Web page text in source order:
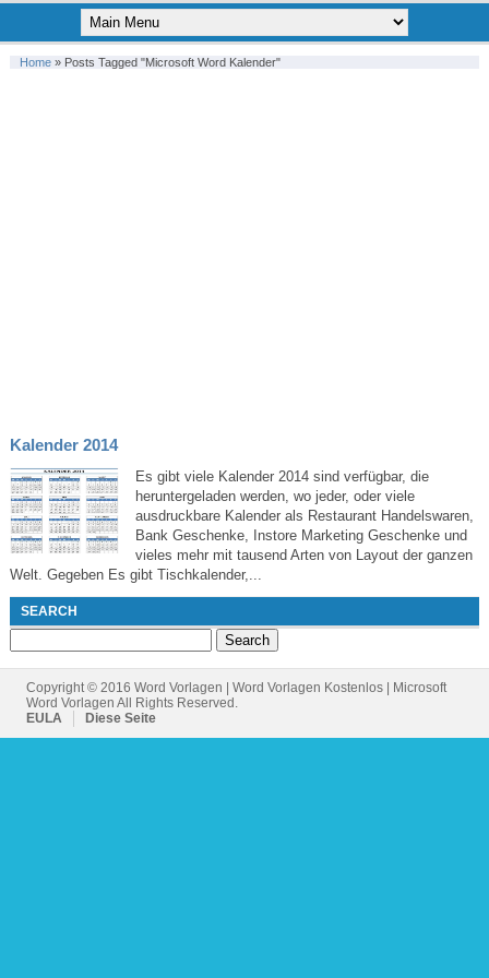
Home» Posts Tagged "microsoft Word Kalender"
Kalender 2014
Es gibt viele Kalender 2014 sind verfügbar, die
heruntergeladen werden, wo jeder, oder viele
ausdruckbare Kalender als Restaurant Handelswaren,
Bank Geschenke, Instore Marketing Geschenke und
vieles mehr mit tausend Arten von Layout der ganzen
Welt. Gegeben Es gibt Tischkalender,...
SEARCH
for:
Copyright © 2016 Word Vorlagen | Word Vorlagen Kostenlos | Microsoft
Word Vorlagen All Rights Reserved.
EULA
Diese Seite